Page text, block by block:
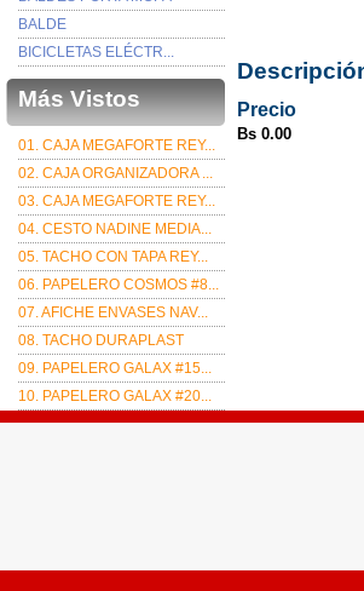
BALDE
BICICLETAS ELÉCTR...
Más Vistos
01. CAJA MEGAFORTE REY...
02. CAJA ORGANIZADORA ...
03. CAJA MEGAFORTE REY...
04. CESTO NADINE MEDIA...
05. TACHO CON TAPA REY...
06. PAPELERO COSMOS #8...
07. AFICHE ENVASES NAV...
08. TACHO DURAPLAST
09. PAPELERO GALAX #15...
10. PAPELERO GALAX #20...
Precio
Bs 0.00